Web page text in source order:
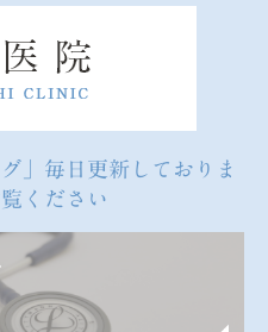
」毎日更新しておりま
ください